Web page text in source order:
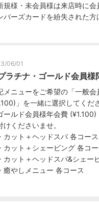
規様・未会員様は来店時に
バーズカードを紛失された
06/01
プラチナ・ゴールド会員
メニューをご希望の「一般
」を一緒に選択してくだ
ールド会員様年会費
けくださいませ。
ット＋ヘッドスパ 各コース
ット＋シェービング 各コー
ット＋ヘッドスパ&シェー
やしメニュー 各コース